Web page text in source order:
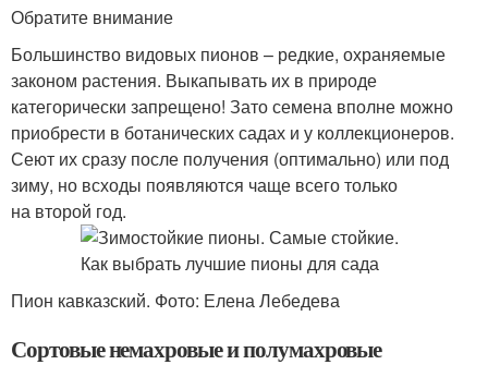
Обратите внимание
Большинство видовых пионов – редкие, охраняемые
законом растения. Выкапывать их в природе
категорически запрещено! Зато семена вполне можно
приобрести в ботанических садах и у коллекционеров.
Сеют их сразу после получения (оптимально) или под
зиму, но всходы появляются чаще всего только
на второй год.
Пион кавказский. Фото: Елена Лебедева
Сортовые немахровые и полумах­ровые